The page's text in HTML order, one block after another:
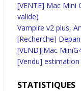
[VENTE] Mac Mini
valide)
Vampire v2 plus,
[Recherche]
[VEND][Mac
[Vendu] estimation
STATISTIQUES